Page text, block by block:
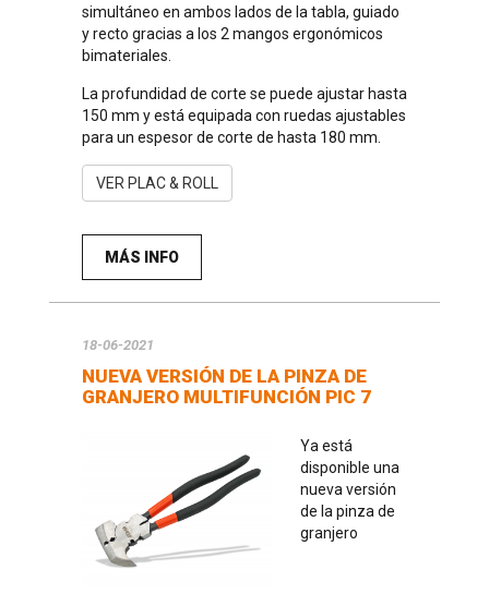
simultáneo en ambos lados de la tabla, guiado
y recto gracias a los 2 mangos ergonómicos
bimateriales.
La profundidad de corte se puede ajustar hasta
150 mm y está equipada con ruedas ajustables
para un espesor de corte de hasta 180 mm.
VER PLAC & ROLL
MÁS INFO
18-06-2021
NUEVA VERSIÓN DE LA PINZA DE
GRANJERO MULTIFUNCIÓN PIC 7
Ya está
disponible una
nueva versión
de la pinza de
granjero